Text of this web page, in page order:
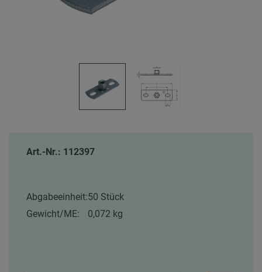
Art.-Nr.: 112397
Abgabeeinheit:50 Stück
Gewicht/ME:
0,072 kg